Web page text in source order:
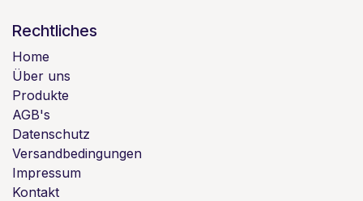
Rechtliches
Home
Über uns
Produkte
AGB's
Datenschutz
Versandbedingungen
Impressum
Kontakt